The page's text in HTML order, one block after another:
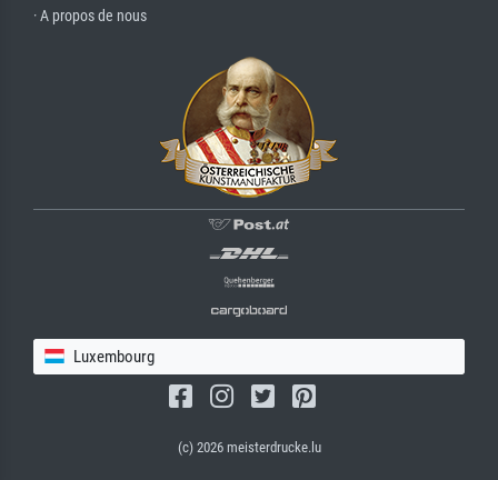
· A propos de nous
Luxembourg
(c) 2026 meisterdrucke.lu